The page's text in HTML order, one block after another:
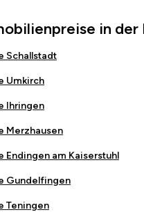
in der
Schallstadt
Umkirch
Ihringen
Merzhausen
Endingen am Kaiserstuhl
Gundelfingen
Teningen